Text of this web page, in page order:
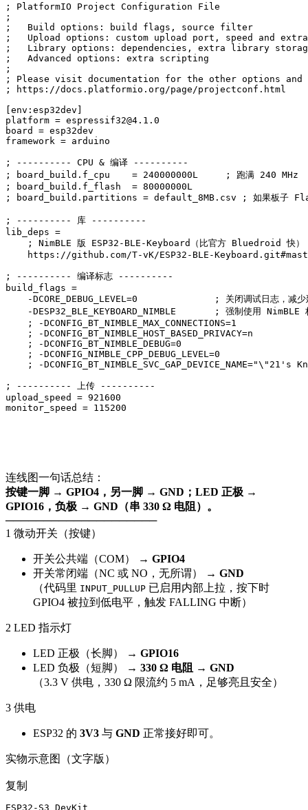
; PlatformIO Project Configuration File
;
;   Build options: build flags, source filter
;   Upload options: custom upload port, speed and
;   Library options: dependencies, extra library
;   Advanced options: extra scripting
;
; Please visit documentation for the other options and
; https://docs.platformio.org/page/projectconf.html
[env:esp32dev]
platform = espressif32@4.1.0
board = esp32dev
framework = arduino
; ---------- CPU & 编译 ----------
; board_build.f_cpu    = 240000000L     ; 跑满 240 MHz
; board_build.f_flash  = 80000000L
; board_build.partitions = default_8MB.csv ; 如果板子
; ---------- 库 ----------
lib_deps =
    ; NimBLE 版 ESP32-BLE-Keyboard（比官方 Bluedroid 快）
https://github.com/T-vK/ESP32-BLE-
; ---------- 编译标志 ----------
build_flags =
-DCORE_DEBUG_LEVEL=0              ; 关闭调试日志，减少
-DESP32_BLE_KEYBOARD_NIMBLE       ; 强制使用 NimBLE
    ; -DCONFIG_BT_NIMBLE_MAX_CONNECTIONS=1
    ; -DCONFIG_BT_NIMBLE_HOST_BASED_PRIVACY=n
    ; -DCONFIG_BT_NIMBLE_DEBUG=0
    ; -DCONFIG_NIMBLE_CPP_DEBUG_LEVEL=0
; -DCONFIG_BT_NIMBLE_SVC_GAP_DEVICE_NAME="\"21's
; ---------- 上传 ----------
upload_speed = 921600
monitor_speed = 115200
连线图一句话总结：
按键一脚 → GPIO4，另一脚 → GND；LED 正极 →
GPIO16，负极 → GND（串 330 Ω 电阻）。
────────────────────
1 微动开关（按键）
开关公共端（COM） → GPIO4
开关常闭端（NC 或 NO，无所谓） → GND
（代码里 INPUT_PULLUP 已启用内部上拉，按下时
GPIO4 被拉到低电平，触发 FALLING 中断）
2 LED 指示灯
LED 正极（长脚） → GPIO16
LED 负极（短脚） → 330 Ω 电阻 → GND
（3.3 V 供电，330 Ω 限流约 5 mA，足够亮且安全）
3 供电
ESP32 的 3V3 与 GND 正常接好即可。
实物示意图（文字版）
复制
ESP32-S3 DevKit